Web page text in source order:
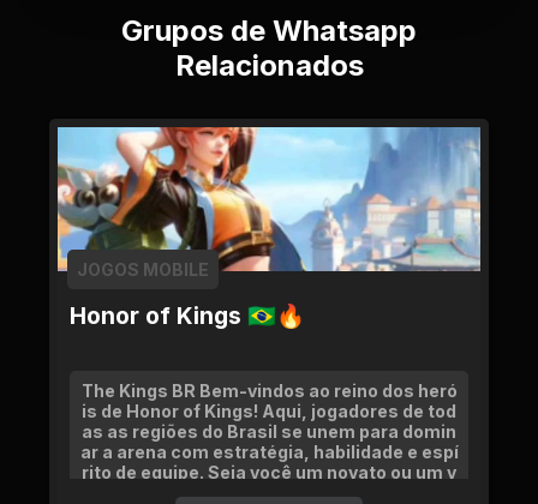
Grupos de Whatsapp
Relacionados
Honor of Kings 🇧🇷🔥
JOGOS MOBILE
The Kings BR Bem-vindos ao reino dos heró
is de Honor of Kings! Aqui, jogadores de tod
as as regiões do Brasil se unem para domin
ar a arena com estratégia, habilidade e espí
rito de equipe. Seja você um novato ou um v
eterano.